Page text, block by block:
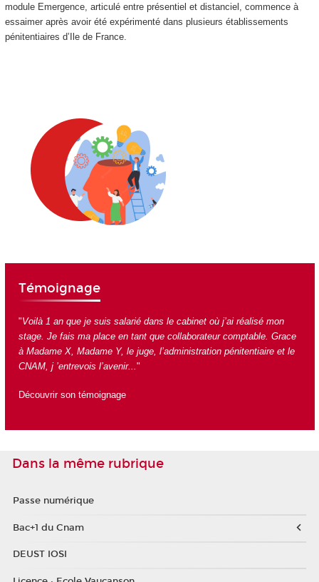
module Emergence, articulé entre présentiel et distanciel, commence à
essaimer après avoir été expérimenté dans plusieurs établissements
pénitentiaires d’Ile de France.
Témoignage
"Voilà 1 an que je suis salarié dans le cabinet où j’ai réalisé mon
stage. Je fais ma place en tant que collaborateur comptable. Grace
à Madame X, Madame Y, le juge, l’administration pénitentiaire et le
CNAM, j ’entrevois l’avenir... "
Découvrir son témoignage
Dans la même rubrique
Passe numérique
Bac+1 du Cnam
DEUST IOSI